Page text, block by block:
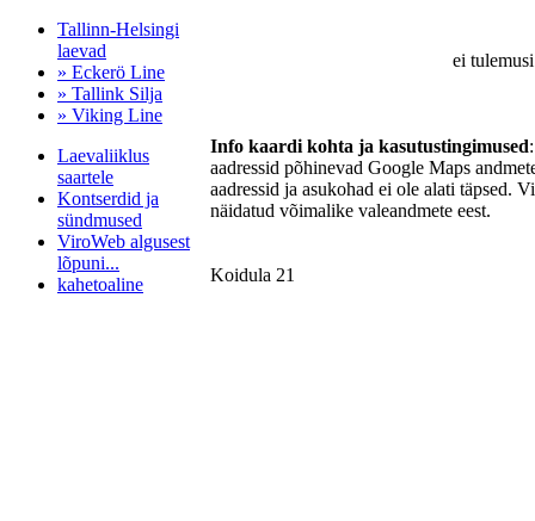
Tallinn-Helsingi
laevad
» Eckerö Line
» Tallink Silja
» Viking Line
Laevaliiklus
saartele
Kontserdid ja
sündmused
ViroWeb algusest
lõpuni...
kahetoaline
ei
Info kaardi kohta ja kasutustingimused
aadressid põhinevad Google Maps
aadressid ja asukohad ei ole alati täpsed.
näidatud võimalike valeandmete eest.
Koidula 21